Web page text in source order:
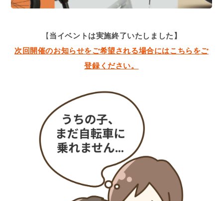
【当イベントは実施終了いたしました】
次回開催のお知らせをご希望される場合にはこちらをご
登録ください。